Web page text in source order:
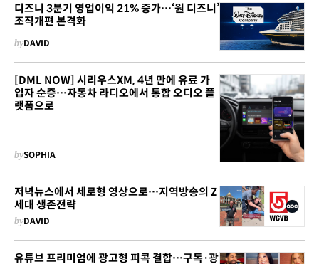
디즈니 3분기 영업이익 21% 증가…‘원 디즈니’
조직개편 본격화
byDAVID
[DML NOW] 시리우스XM, 4년 만에 유료 가
입자 순증…자동차 라디오에서 통합 오디오 플
랫폼으로
bySOPHIA
저녁뉴스에서 세로형 영상으로…지역방송의 Z
세대 생존전략
byDAVID
유튜브 프리미엄에 광고형 피콕 결합…구독·광